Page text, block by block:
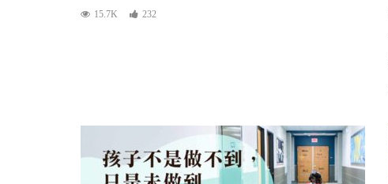
15.7K 232